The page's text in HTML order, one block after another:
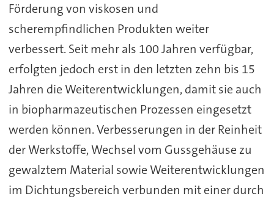
Förderung von viskosen und
scherempfindlichen Produkten weiter
verbessert. Seit mehr als 100 Jahren verfügbar,
erfolgten jedoch erst in den letzten zehn bis 15
Jahren die Weiterentwicklungen, damit sie auch
in biopharmazeutischen Prozessen eingesetzt
werden können. Verbesserungen in der Reinheit
der Werkstoffe, Wechsel vom Gussgehäuse zu
gewalztem Material sowie Weiterentwicklungen
im Dichtungsbereich verbunden mit einer durch